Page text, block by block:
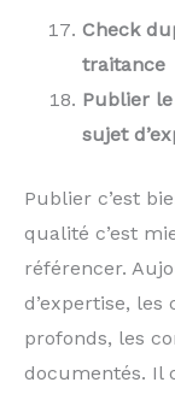
Check
traitance
Publier
sujet
Publier c’est
qualité c’est
référencer.
d’expertise,
profonds, les
documentés. Il